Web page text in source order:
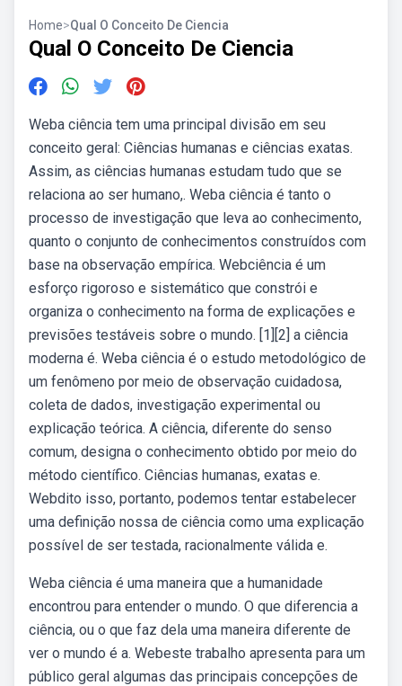
Home>Qual O Conceito De Ciencia
Qual O Conceito De Ciencia
Weba ciência tem uma principal divisão em seu
conceito geral: Ciências humanas e ciências exatas.
Assim, as ciências humanas estudam tudo que se
relaciona ao ser humano,. Weba ciência é tanto o
processo de investigação que leva ao conhecimento,
quanto o conjunto de conhecimentos construídos com
base na observação empírica. Webciência é um
esforço rigoroso e sistemático que constrói e
organiza o conhecimento na forma de explicações e
previsões testáveis sobre o mundo. [1][2] a ciência
moderna é. Weba ciência é o estudo metodológico de
um fenômeno por meio de observação cuidadosa,
coleta de dados, investigação experimental ou
explicação teórica. A ciência, diferente do senso
comum, designa o conhecimento obtido por meio do
método científico. Ciências humanas, exatas e.
Webdito isso, portanto, podemos tentar estabelecer
uma definição nossa de ciência como uma explicação
possível de ser testada, racionalmente válida e.
Weba ciência é uma maneira que a humanidade
encontrou para entender o mundo. O que diferencia a
ciência, ou o que faz dela uma maneira diferente de
ver o mundo é a. Webeste trabalho apresenta para um
público geral algumas das principais concepções de